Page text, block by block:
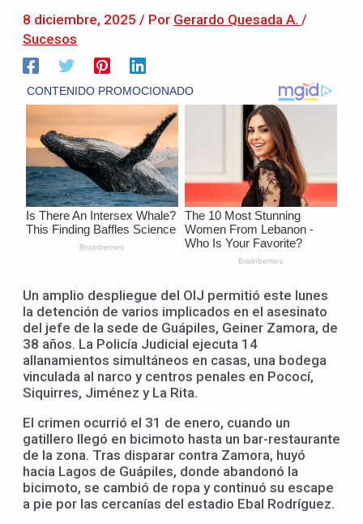
8 diciembre, 2025 / Por Gerardo Quesada A. /
Sucesos
Un amplio despliegue del OIJ permitió este lunes
la detención de varios implicados en el asesinato
del jefe de la sede de Guápiles, Geiner Zamora, de
38 años. La Policía Judicial ejecuta 14
allanamientos simultáneos en casas, una bodega
vinculada al narco y centros penales en Pococí,
Siquirres, Jiménez y La Rita.
El crimen ocurrió el 31 de enero, cuando un
gatillero llegó en bicimoto hasta un bar-restaurante
de la zona. Tras disparar contra Zamora, huyó
hacia Lagos de Guápiles, donde abandonó la
bicimoto, se cambió de ropa y continuó su escape
a pie por las cercanías del estadio Ebal Rodríguez.